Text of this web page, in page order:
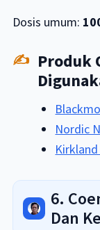
Dosis umum:
Produk
Nordic
6.
Dan